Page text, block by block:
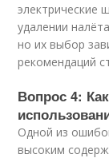
электрические
удалении
но их выбор
рекомендаций
Вопрос 4:
Одной из
высоким